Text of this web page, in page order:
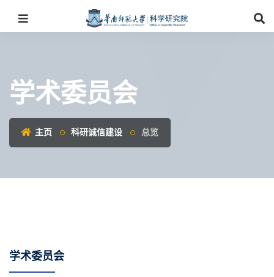
学术委员会
主页 科研诚信建设 总览
学术委员会